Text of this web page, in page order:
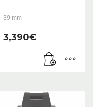
39 mm
3,390€